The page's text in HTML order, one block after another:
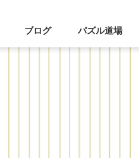
ブログ パズル道場